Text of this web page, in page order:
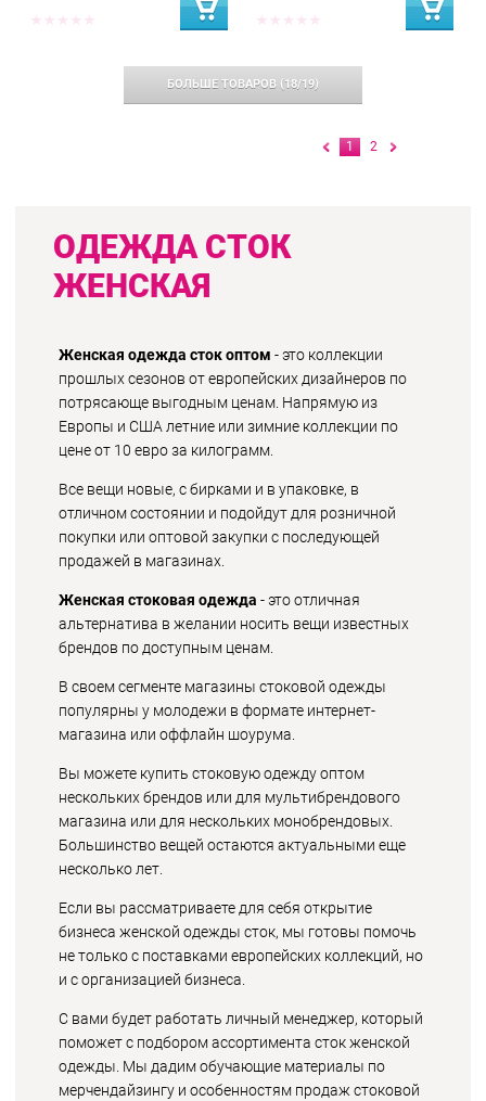
БОЛЬШЕ ТОВАРОВ (18/19)
1 2
ОДЕЖДА СТОК
ЖЕНСКАЯ
Женская одежда сток оптом - это коллекции
прошлых сезонов от европейских дизайнеров по
потрясающе выгодным ценам. Напрямую из
Европы и США летние или зимние коллекции по
цене от 10 евро за килограмм.
Все вещи новые, с бирками и в упаковке, в
отличном состоянии и подойдут для розничной
покупки или оптовой закупки с последующей
продажей в магазинах.
Женская стоковая одежда - это отличная
альтернатива в желании носить вещи известных
брендов по доступным ценам.
В своем сегменте магазины стоковой одежды
популярны у молодежи в формате интернет-
магазина или оффлайн шоурума.
Вы можете купить стоковую одежду оптом
нескольких брендов или для мультибрендового
магазина или для нескольких монобрендовых.
Большинство вещей остаются актуальными еще
несколько лет.
Если вы рассматриваете для себя открытие
бизнеса женской одежды сток, мы готовы помочь
не только с поставками европейских коллекций, но
и с организацией бизнеса.
С вами будет работать личный менеджер, который
поможет с подбором ассортимента сток женской
одежды. Мы дадим обучающие материалы по
мерчендайзингу и особенностям продаж стоковой